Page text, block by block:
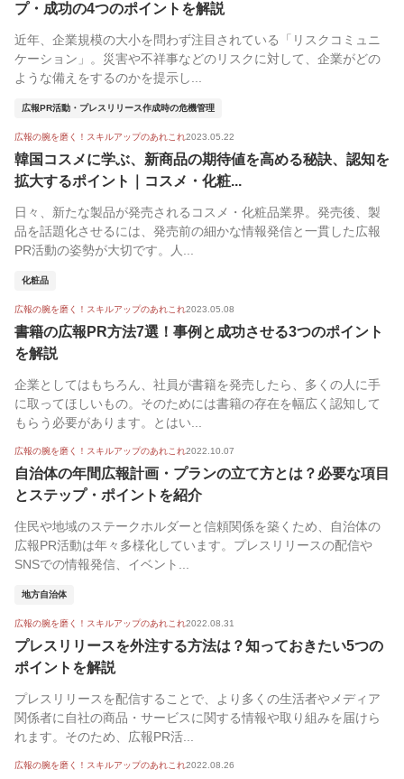
プ・成功の4つのポイントを解説
近年、企業規模の大小を問わず注目されている「リスクコミュニ
ケーション」。災害や不祥事などのリスクに対して、企業がどの
ような備えをするのかを提示し...
広報PR活動・プレスリリース作成時の危機管理
広報の腕を磨く！スキルアップのあれこれ2023.05.22
韓国コスメに学ぶ、新商品の期待値を高める秘訣、認知を
拡大するポイント｜コスメ・化粧...
日々、新たな製品が発売されるコスメ・化粧品業界。発売後、製
品を話題化させるには、発売前の細かな情報発信と一貫した広報
PR活動の姿勢が大切です。人...
化粧品
広報の腕を磨く！スキルアップのあれこれ2023.05.08
書籍の広報PR方法7選！事例と成功させる3つのポイント
を解説
企業としてはもちろん、社員が書籍を発売したら、多くの人に手
に取ってほしいもの。そのためには書籍の存在を幅広く認知して
もらう必要があります。とはい...
広報の腕を磨く！スキルアップのあれこれ2022.10.07
自治体の年間広報計画・プランの立て方とは？必要な項目
とステップ・ポイントを紹介
住民や地域のステークホルダーと信頼関係を築くため、自治体の
広報PR活動は年々多様化しています。プレスリリースの配信や
SNSでの情報発信、イベント...
地方自治体
広報の腕を磨く！スキルアップのあれこれ2022.08.31
プレスリリースを外注する方法は？知っておきたい5つの
ポイントを解説
プレスリリースを配信することで、より多くの生活者やメディア
関係者に自社の商品・サービスに関する情報や取り組みを届けら
れます。そのため、広報PR活...
広報の腕を磨く！スキルアップのあれこれ2022.08.26